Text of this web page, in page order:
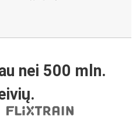
nei 500 mln.